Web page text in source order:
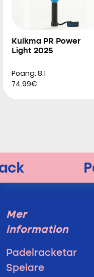
Kuikma PR Power
Light 2025
Poäng: 8.1
74.99€
Mer
information
Padelracketar
Spelare